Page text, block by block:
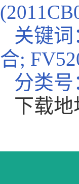
关键词
合;
分类号
下载地